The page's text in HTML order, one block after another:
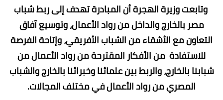
وتابعت وزيرة الهجرة أن المبادرة تهدف إلى ربط شباب
مصر بالخارج والداخل من رواد الأعمال، وتوسيع آفاق
التعاون مع الأشقاء من الشباب الأفريقي، وإتاحة الفرصة
للاستفادة من الأفكار المقترحة من رواد الأعمال من
شبابنا بالخارج، والربط بين علمائنا وخبرائنا بالخارج والشباب
المصري من رواد الأعمال في مختلف المجالات.